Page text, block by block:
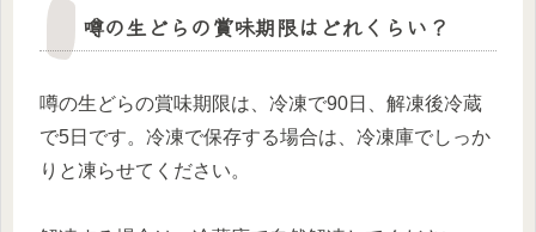
噂の生どらの賞味期限はどれくらい？
噂の生どらの賞味期限は、冷凍で90日、解凍後冷蔵
で5日です。冷凍で保存する場合は、冷凍庫でしっか
りと凍らせてください。